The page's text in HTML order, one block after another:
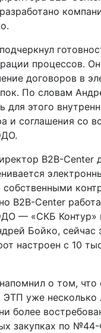
процессов.
договоров в
По словам
для этого
и соглашения со
B2B-Center
B2B-Center
— «СКБ Контур»
Бойко, сейчас
настроен с 10
о том,
уже несколько
более
закупках по